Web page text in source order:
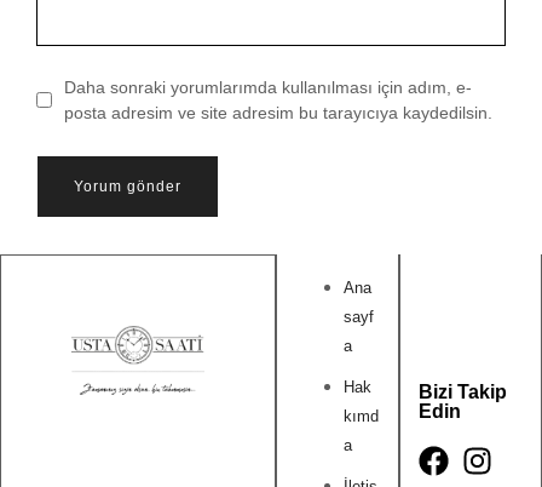
Daha sonraki yorumlarımda kullanılması için adım, e-
posta adresim ve site adresim bu tarayıcıya kaydedilsin.
Ana
sayf
a
Hak
kımd
a
Bizi Takip
Edin